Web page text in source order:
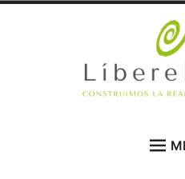
CONSTRUIMOS